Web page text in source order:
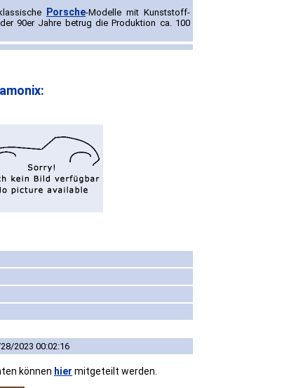
Porsche-Modelle mit Kunststoff-
90er Jahre betrug die Produktion ca. 100
2023 00:02:16
können hier mitgeteilt werden.